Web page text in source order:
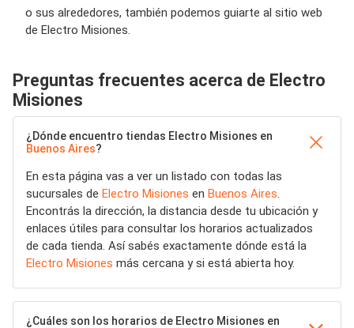
o sus alrededores, también podemos guiarte al sitio web
de Electro Misiones.
Preguntas frecuentes acerca de Electro
Misiones
¿Dónde encuentro tiendas Electro Misiones en
Buenos Aires?
En esta página vas a ver un listado con todas las
sucursales de Electro Misiones en Buenos Aires.
Encontrás la dirección, la distancia desde tu ubicación y
enlaces útiles para consultar los horarios actualizados
de cada tienda. Así sabés exactamente dónde está la
Electro Misiones más cercana y si está abierta hoy.
¿Cuáles son los horarios de Electro Misiones en